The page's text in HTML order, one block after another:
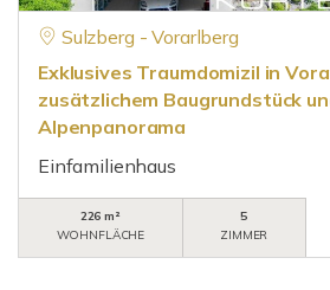
Sulzberg - Vorarlberg
Exklusives Traumdomizil in
zusätzlichem Baugrundstück
Alpenpanorama
Einfamilienhaus
226 m²
WOHNFLÄCHE
5
ZIMMER